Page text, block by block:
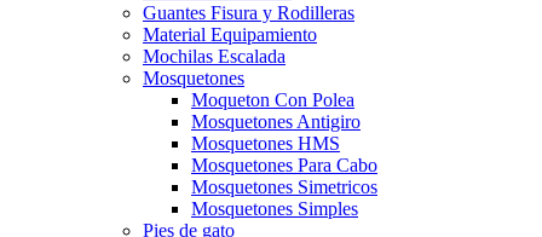
Guantes Fisura y Rodilleras
Material Equipamiento
Mochilas Escalada
Mosquetones
Moqueton Con Polea
Mosquetones Antigiro
Mosquetones HMS
Mosquetones Para Cabo
Mosquetones Simetricos
Mosquetones Simples
Pies de gato